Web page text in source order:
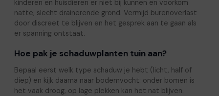
kinderen en huisdieren er niet bij kunnen en voorkom
natte, slecht drainerende grond. Vermijd burenoverlast
door discreet te blijven en het gesprek aan te gaan als
er spanning ontstaat.
Hoe pak je schaduwplanten tuin aan?
Bepaal eerst welk type schaduw je hebt (licht, half of
diep) en kijk daarna naar bodemvocht: onder bomen is
het vaak droog, op lage plekken kan het nat blijven.